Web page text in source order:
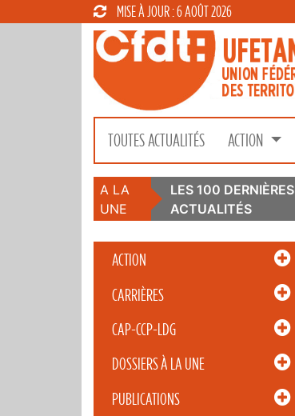
MISE À JOUR : 6 AOÛT 2026
TOUTES ACTUALITÉS ACTION
A LA
UNE
LES 100 DERNIÈRES
ACTUALITÉS
ACTION
CARRIÈRES
CAP-CCP-LDG
DOSSIERS À LA UNE
PUBLICATIONS